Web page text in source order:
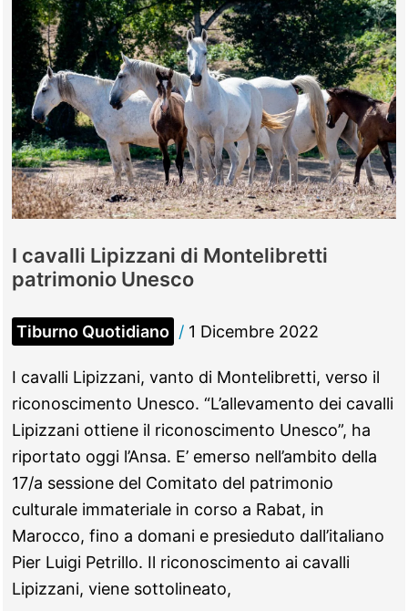
puledri
Lipizzani
sbranati
dai
lupi
I cavalli Lipizzani di Montelibretti
patrimonio Unesco
Tiburno Quotidiano / 1 Dicembre 2022
I cavalli Lipizzani, vanto di Montelibretti, verso il
riconoscimento Unesco. “L’allevamento dei cavalli
Lipizzani ottiene il riconoscimento Unesco”, ha
riportato oggi l’Ansa. E’ emerso nell’ambito della
17/a sessione del Comitato del patrimonio
culturale immateriale in corso a Rabat, in
Marocco, fino a domani e presieduto dall’italiano
Pier Luigi Petrillo. Il riconoscimento ai cavalli
Lipizzani, viene sottolineato,